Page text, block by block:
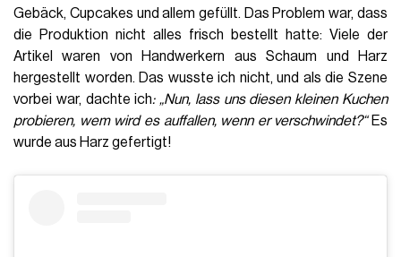
Gebäck, Cupcakes und allem gefüllt. Das Problem war, dass
die Produktion nicht alles frisch bestellt hatte: Viele der
Artikel waren von Handwerkern aus Schaum und Harz
hergestellt worden. Das wusste ich nicht, und als die Szene
vorbei war, dachte ich: „Nun, lass uns diesen kleinen Kuchen
probieren, wem wird es auffallen, wenn er verschwindet?“Es
wurde aus Harz gefertigt!